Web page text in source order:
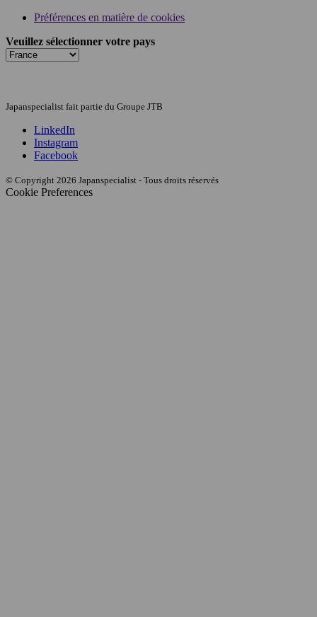
Préférences en matière de cookies
Veuillez sélectionner votre pays
Japanspecialist fait partie du Groupe JTB
LinkedIn
Instagram
Facebook
© Copyright 2026 Japanspecialist - Tous droits réservés
Cookie Preferences